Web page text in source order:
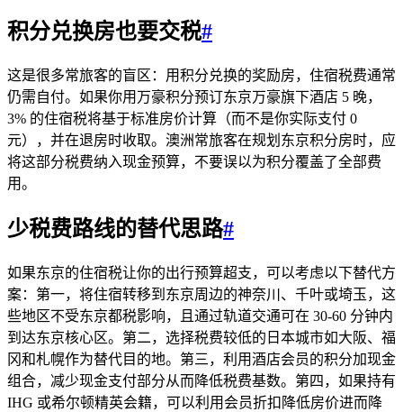
积分兑换房也要交税#
这是很多常旅客的盲区：用积分兑换的奖励房，住宿税费通常
仍需自付。如果你用万豪积分预订东京万豪旗下酒店 5 晚，
3% 的住宿税将基于标准房价计算（而不是你实际支付 0
元），并在退房时收取。澳洲常旅客在规划东京积分房时，应
将这部分税费纳入现金预算，不要误以为积分覆盖了全部费
用。
少税费路线的替代思路#
如果东京的住宿税让你的出行预算超支，可以考虑以下替代方
案：第一，将住宿转移到东京周边的神奈川、千叶或埼玉，这
些地区不受东京都税影响，且通过轨道交通可在 30-60 分钟内
到达东京核心区。第二，选择税费较低的日本城市如大阪、福
冈和札幌作为替代目的地。第三，利用酒店会员的积分加现金
组合，减少现金支付部分从而降低税费基数。第四，如果持有
IHG 或希尔顿精英会籍，可以利用会员折扣降低房价进而降